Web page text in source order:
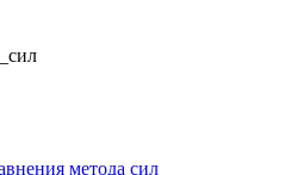
метода сил